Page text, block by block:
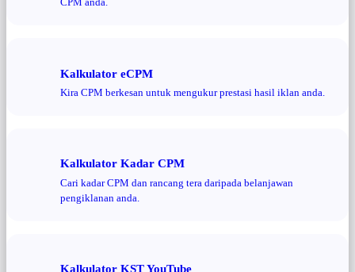
Kalkulator eCPM
Kira CPM berkesan untuk mengukur prestasi hasil iklan anda.
Kalkulator Kadar CPM
Cari kadar CPM dan rancang tera daripada belanjawan
pengiklanan anda.
Kalkulator KST YouTube